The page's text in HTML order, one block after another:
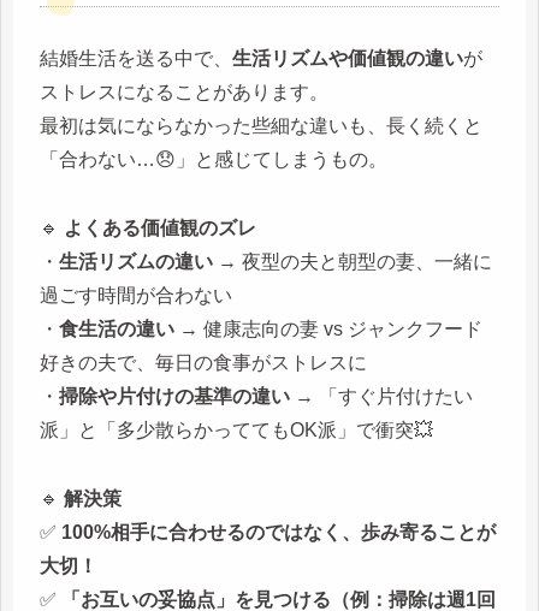
結婚生活を送る中で、 生活リズムや価値観の違いが
ストレスになることがあります。
最初は気にならなかった些細な違いも、長く続くと
「合わない…😞」と感じてしまうもの。
🔹 よくある価値観のズレ
・ 生活リズムの違い → 夜型の夫と朝型の妻、一緒に
過ごす時間が合わない
・ 食生活の違い → 健康志向の妻 vs ジャンクフード
好きの夫で、毎日の食事がストレスに
・ 掃除や片付けの基準の違い → 「すぐ片付けたい
派」と「多少散らかっててもOK派」で衝突💥
🔹 解決策
✅ 100%相手に合わせるのではなく、歩み寄ることが
大切！
✅
「お互いの妥協点」を見つける（例：掃除は週1回